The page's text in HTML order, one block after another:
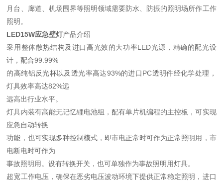
月台、廊道、机场围界等照明领域需要防水、防振的照明场所作工作
照明。
LED15W应急壁灯产品介绍
采用整体散热结构及进口高光效的大功率LED光源，精确的配光设
计，配合99.99%
的高纯铝反光杯以及透光率高达93%的进口PC透明件经化学处理，
灯具效率高达82%远
远高出行业水平。
灯具内装有高能无记忆锂电池组，配有单片机编程的主控板，可实现
应急自动转换
功能，也可实现多种控制模式，即市电正常时可作为正常照明用，市
电断电时可作为
事故照明用。设有转换开关，也可单独作为事故照明用灯具。
超宽工作电压，确保在恶劣电压波动环境下提供正常稳定照明，进口